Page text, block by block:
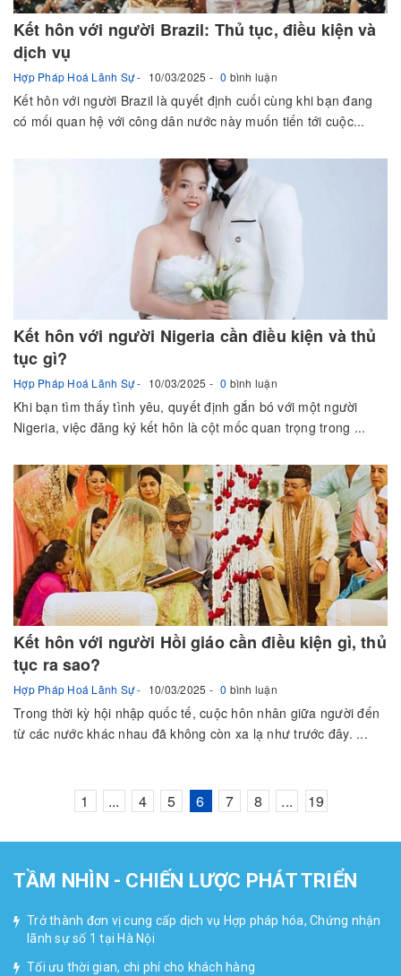
Kết hôn với người Brazil: Thủ tục, điều kiện và
dịch vụ
Hợp Pháp Hoá Lãnh Sự 10/03/2025 0 bình luận
Kết hôn với người Brazil là quyết định cuối cùng khi bạn đang
có mối quan hệ với công dân nước này muốn tiến tới cuộc...
Kết hôn với người Nigeria cần điều kiện và thủ
tục gì?
Hợp Pháp Hoá Lãnh Sự 10/03/2025 0 bình luận
Khi bạn tìm thấy tình yêu, quyết định gắn bó với một người
Nigeria, việc đăng ký kết hôn là cột mốc quan trọng trong ...
Kết hôn với người Hồi giáo cần điều kiện gì, thủ
tục ra sao?
Hợp Pháp Hoá Lãnh Sự 10/03/2025 0 bình luận
Trong thời kỳ hội nhập quốc tế, cuộc hôn nhân giữa người đến
từ các nước khác nhau đã không còn xa lạ như trước đây. ...
1 ... 4 5 6 7 8 ... 19
TẦM NHÌN - CHIẾN LƯỢC PHÁT TRIỂN
Trở thành đơn vị cung cấp dịch vụ Hợp pháp hóa, Chứng nhận
lãnh sự số 1 tại Hà Nội
Tối ưu thời gian, chi phí cho khách hàng